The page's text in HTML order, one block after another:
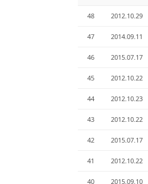
48 2012.10.29
47 2014.09.11
46 2015.07.17
45 2012.10.22
44 2012.10.23
43 2012.10.22
42 2015.07.17
41 2012.10.22
40 2015.09.10